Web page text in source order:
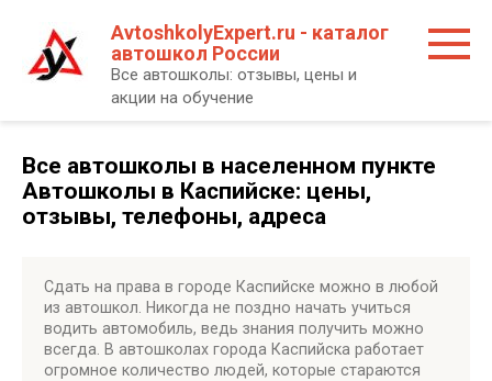
контенту
AvtoshkolyExpert.ru - каталог
автошкол России
Все автошколы: отзывы, цены и
акции на обучение
Все автошколы в населенном пункте
Автошколы в Каспийске: цены,
отзывы, телефоны, адреса
Сдать на права в городе Каспийске можно в любой
из автошкол. Никогда не поздно начать учиться
водить автомобиль, ведь знания получить можно
всегда. В автошколах города Каспийска работает
огромное количество людей, которые стараются